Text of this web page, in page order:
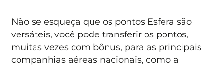
Não se esqueça que os pontos Esfera são
versáteis, você pode transferir os pontos,
muitas vezes com bônus, para as principais
companhias aéreas nacionais, como a